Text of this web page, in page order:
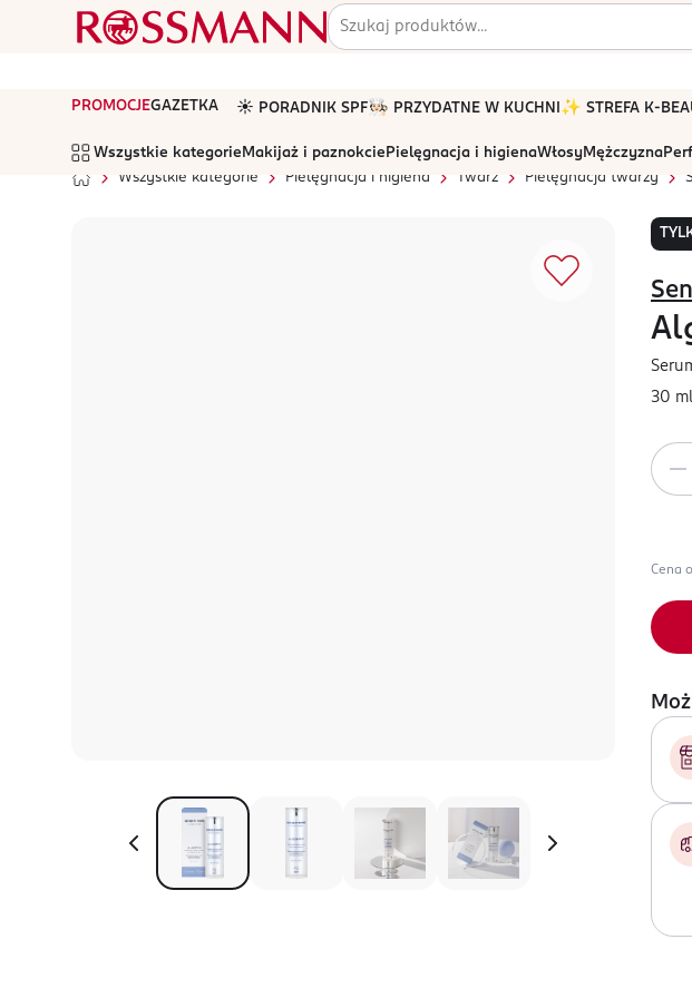
PROMOCJEGAZETKA ☀️ PORADNIK SPF🧑🏻‍🍳 PRZYDATNE W KUCHNI ✨ STREFA K-
Wszystkie kategorie Makijaż i paznokcie Pielęgnacja i higienaWłosyMężczyzna
Wszystkie kategorie
Pielęgnacja i higiena Twarz Pielęgnacja twarzy
30 ml
Cena